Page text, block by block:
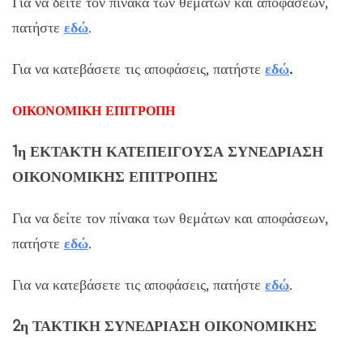
πατήστε εδώ.
Για να κατεβάσετε τις αποφάσεις, πατήστε εδώ.
ΟΙΚΟΝΟΜΙΚΗ ΕΠΙΤΡΟΠΗ
1η ΕΚΤΑΚΤΗ ΚΑΤΕΠΕΙΓΟΥΣΑ ΣΥΝΕΔΡΙΑΣΗ
ΟΙΚΟΝΟΜΙΚΗΣ ΕΠΙΤΡΟΠΗΣ
Για να δείτε τον πίνακα των θεμάτων και αποφάσεων,
πατήστε εδώ.
Για να κατεβάσετε τις αποφάσεις, πατήστε εδώ.
2η ΤΑΚΤΙΚΗ ΣΥΝΕΔΡΙΑΣΗ ΟΙΚΟΝΟΜΙΚΗΣ